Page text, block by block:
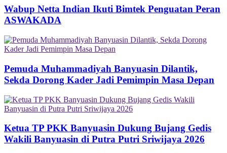
Wabup Netta Indian Ikuti Bimtek Penguatan Peran
ASWAKADA
Pemuda Muhammadiyah Banyuasin Dilantik,
Sekda Dorong Kader Jadi Pemimpin Masa Depan
Ketua TP PKK Banyuasin Dukung Bujang Gedis
Wakili Banyuasin di Putra Putri Sriwijaya 2026